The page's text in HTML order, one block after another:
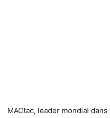
MACtac, leader mondial